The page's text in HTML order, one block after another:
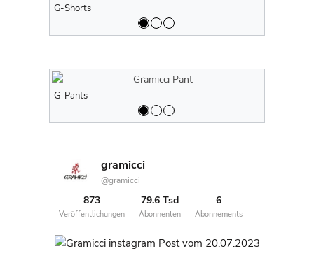
G-Shorts
G-Pants
gramicci
@gramicci
873
Veröffentlichungen
79.6 Tsd
Abonnenten
6
Abonnements